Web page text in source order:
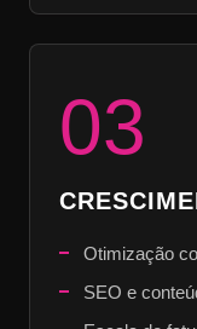
03
Otimização
SEO e